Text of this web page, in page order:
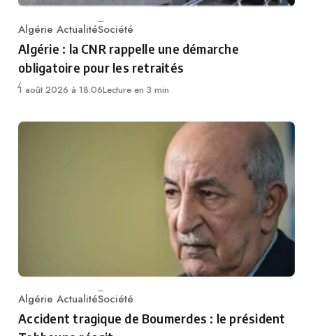
Category
Algérie ActualitéSociété
Algérie : la CNR rappelle une démarche
obligatoire pour les retraités
1 août 2026 à 18:06Lecture en 3 min
Category
Algérie ActualitéSociété
Accident tragique de Boumerdes : le président